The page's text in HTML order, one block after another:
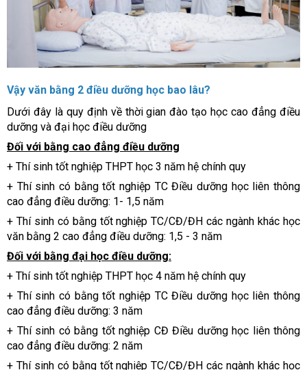
Vậy văn bằng 2 điều dưỡng học bao lâu?
Dưới đây là quy định về thời gian đào tạo học cao đẳng điều
dưỡng và đại học điều dưỡng
Đối với bằng cao đẳng điều dưỡng
+ Thí sinh tốt nghiệp THPT học 3 năm hệ chính quy
+ Thí sinh có bằng tốt nghiệp TC Điều dưỡng học liên thông
cao đẳng điều dưỡng: 1- 1,5 năm
+ Thí sinh có bằng tốt nghiệp TC/CĐ/ĐH các ngành khác học
văn bằng 2 cao đẳng điều dưỡng: 1,5 - 3 năm
Đối với bằng đại học điều dưỡng:
+ Thí sinh tốt nghiệp THPT học 4 năm hệ chính quy
+ Thí sinh có bằng tốt nghiệp TC Điều dưỡng học liên thông
cao đẳng điều dưỡng: 3 năm
+ Thí sinh có bằng tốt nghiệp CĐ Điều dưỡng học liên thông
cao đẳng điều dưỡng: 2 năm
+ Thí sinh có bằng tốt nghiệp TC/CĐ/ĐH các ngành khác học